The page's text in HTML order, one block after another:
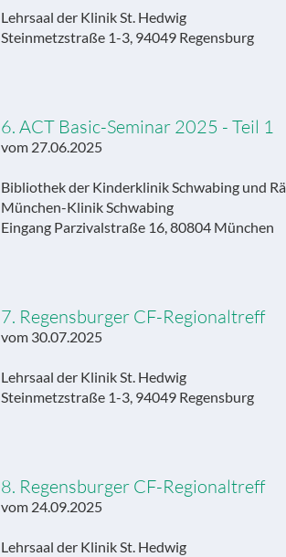
Lehrsaal der Klinik St. Hedwig
Steinmetzstraße 1-3, 94049 Regensburg
6. ACT Basic-Seminar 2025 - Teil 1
vom 27.06.2025
Bibliothek der Kinderklinik Schwabing und
München-Klinik Schwabing
Eingang Parzivalstraße 16, 80804 München
7. Regensburger CF-Regionaltreff
vom 30.07.2025
Lehrsaal der Klinik St. Hedwig
Steinmetzstraße 1-3, 94049 Regensburg
8. Regensburger CF-Regionaltreff
vom 24.09.2025
Lehrsaal der Klinik St. Hedwig